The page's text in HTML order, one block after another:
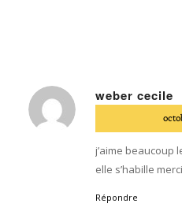
weber cecile
:
j’aime beaucoup
elle s’habille merci
Répondre